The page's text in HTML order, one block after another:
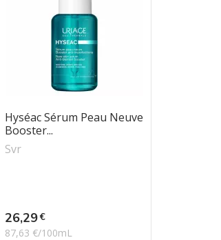
Hyséac Sérum Peau Neuve
Booster...
Svr
Prix
26,29€
87,63 €/100mL